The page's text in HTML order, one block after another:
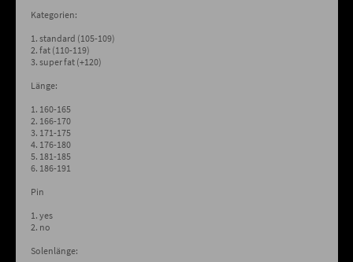
Kategorien:
1. standard (105-109)
2. fat (110-119)
3. super fat (+120)
Länge:
1. 160-165
2. 166-170
3. 171-175
4. 176-180
5. 181-185
6. 186-191
Pin
1. yes
2. no
Solenlänge: